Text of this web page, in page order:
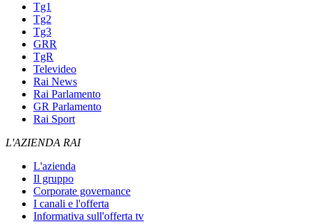
Tg1
Tg2
Tg3
GRR
TgR
Televideo
Rai News
Rai Parlamento
GR Parlamento
Rai Sport
L'AZIENDA RAI
L'azienda
Il gruppo
Corporate governance
I canali e l'offerta
Informativa sull'offerta tv